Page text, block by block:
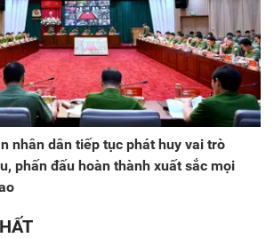
nhân dân tiếp tục phát huy vai trò
phấn đấu hoàn thành xuất sắc mọi